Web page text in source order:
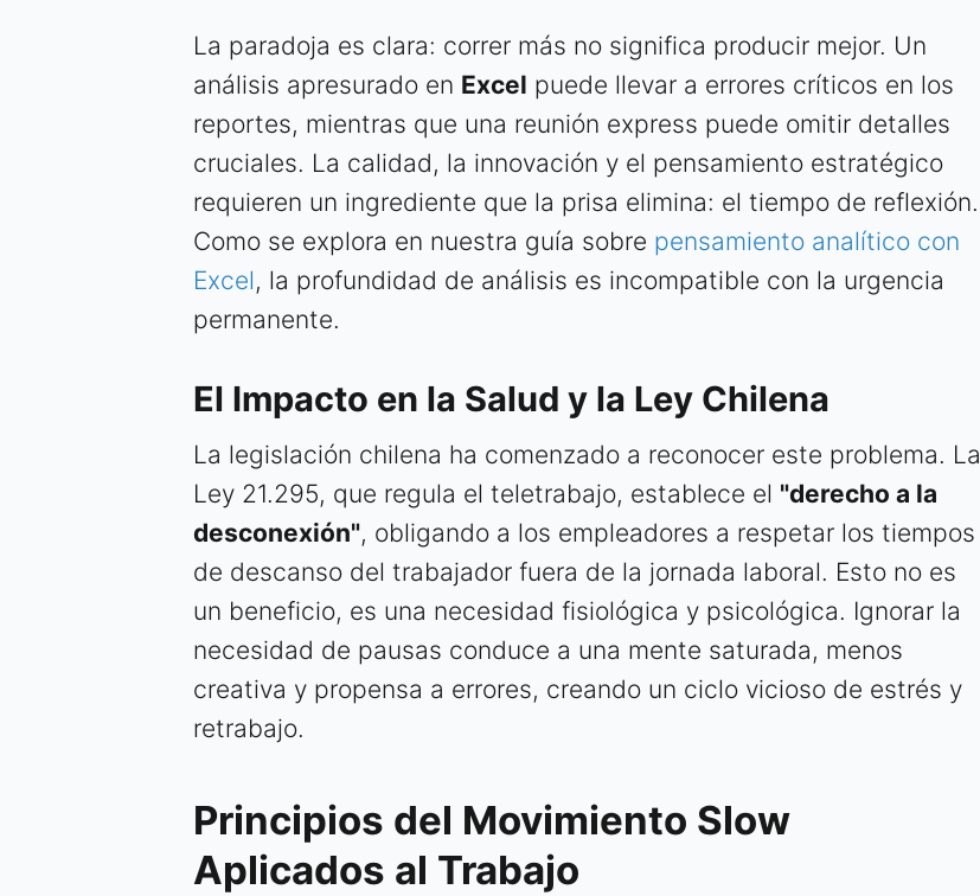
La paradoja es clara: correr más no significa producir mejor. Un
análisis apresurado en Excel puede llevar a errores críticos en los
reportes, mientras que una reunión express puede omitir detalles
cruciales. La calidad, la innovación y el pensamiento estratégico
requieren un ingrediente que la prisa elimina: el tiempo de reflexión.
Como se explora en nuestra guía sobre pensamiento analítico con
Excel, la profundidad de análisis es incompatible con la urgencia
permanente.
El Impacto en la Salud y la Ley Chilena
La legislación chilena ha comenzado a reconocer este problema. La
Ley 21.295, que regula el teletrabajo, establece el "derecho a la
desconexión", obligando a los empleadores a respetar los tiempos
de descanso del trabajador fuera de la jornada laboral. Esto no es
un beneficio, es una necesidad fisiológica y psicológica. Ignorar la
necesidad de pausas conduce a una mente saturada, menos
creativa y propensa a errores, creando un ciclo vicioso de estrés y
retrabajo.
Principios del Movimiento Slow
Aplicados al Trabajo